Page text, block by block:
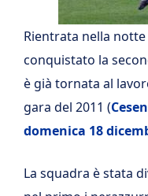
Rientrata nella
conquistato la
è già tornata al
gara del 2011 (
domenica 18
La squadra è stata